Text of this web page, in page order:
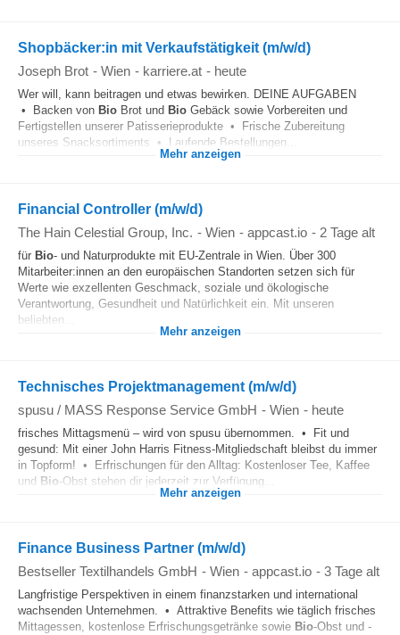
Shopbäcker:in mit Verkaufstätigkeit (m/w/d)
Joseph Brot - Wien - karriere.at - heute
Wer will, kann beitragen und etwas bewirken. DEINE AUFGABEN
• Backen von Bio Brot und Bio Gebäck sowie Vorbereiten und
Fertigstellen unserer Patisserieprodukte • Frische Zubereitung
unseres Snacksortiments • Laufende Bestellungen...
Mehr anzeigen
Financial Controller (m/w/d)
The Hain Celestial Group, Inc. - Wien - appcast.io - 2 Tage alt
für Bio- und Naturprodukte mit EU‑Zentrale in Wien. Über 300
Mitarbeiter:innen an den europäischen Standorten setzen sich für
Werte wie exzellenten Geschmack, soziale und ökologische
Verantwortung, Gesundheit und Natürlichkeit ein. Mit unseren
beliebten...
Mehr anzeigen
Technisches Projektmanagement (m/w/d)
spusu / MASS Response Service GmbH - Wien - heute
frisches Mittagsmenü – wird von spusu übernommen. • Fit und
gesund: Mit einer John Harris Fitness-Mitgliedschaft bleibst du immer
in Topform! • Erfrischungen für den Alltag: Kostenloser Tee, Kaffee
und Bio-Obst stehen dir jederzeit zur Verfügung...
Mehr anzeigen
Finance Business Partner (m/w/d)
Bestseller Textilhandels GmbH - Wien - appcast.io - 3 Tage alt
Langfristige Perspektiven in einem finanzstarken und international
wachsenden Unternehmen. • Attraktive Benefits wie täglich frisches
Mittagessen, kostenlose Erfrischungsgetränke sowie Bio-Obst und -